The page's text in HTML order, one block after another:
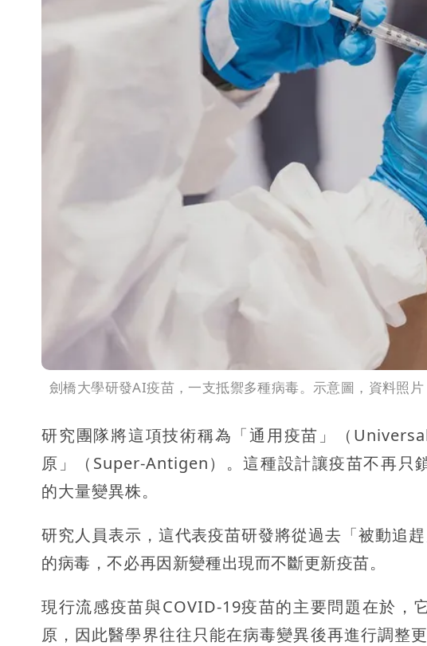
劍橋大學研發AI疫苗，一支抵禦多種病毒。示意圖，資料照片
研究團隊將這項技術稱為「通用疫苗」（
原」（Super-Antigen）。這種設計讓疫苗不再只
的大量變異株。
研究人員表示，這代表疫苗研發將從過去「被動追
的病毒，不必再因新變種出現而不斷更新疫苗。
現行流感疫苗與COVID-19疫苗的主要問題在於，
原，因此醫學界往往只能在病毒變異後再進行調整更